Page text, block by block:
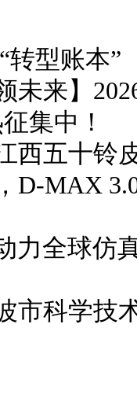
转型账本”
未来】
集中！
西五十铃
D-MAX
力全球仿
市科学技